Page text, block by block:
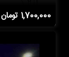
1,700,000 تومان